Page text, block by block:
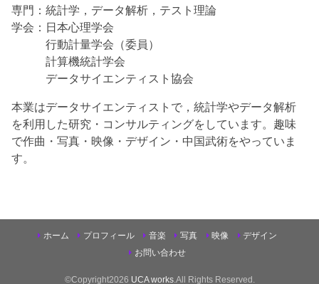
専門：統計学，データ解析，テスト理論
学会：日本心理学会
行動計量学会（委員）
計算機統計学会
データサイエンティスト協会
本業はデータサイエンティストで，統計学やデータ解析
を利用した研究・コンサルティングをしています。趣味
で作曲・写真・映像・デザイン・中国武術をやっていま
す。
ホーム プロフィール 音楽 写真 映像
デザイン
お問い合わせ
©Copyright2026 UCA works.All Rights Reserved.